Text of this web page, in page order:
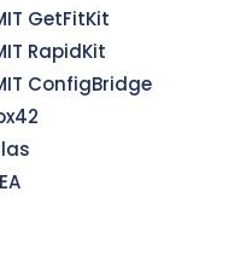
GetFitKit
RapidKit
ConfigBridge